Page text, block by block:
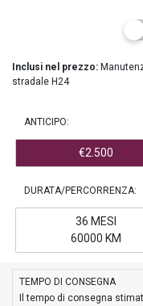
Inclusi nel prezzo:
stradale H24
ANTICIPO:
€2.500
DURATA/PERCORRENZA:
36 MESI
60000 KM
TEMPO DI CONSEGNA
Il tempo di consegna